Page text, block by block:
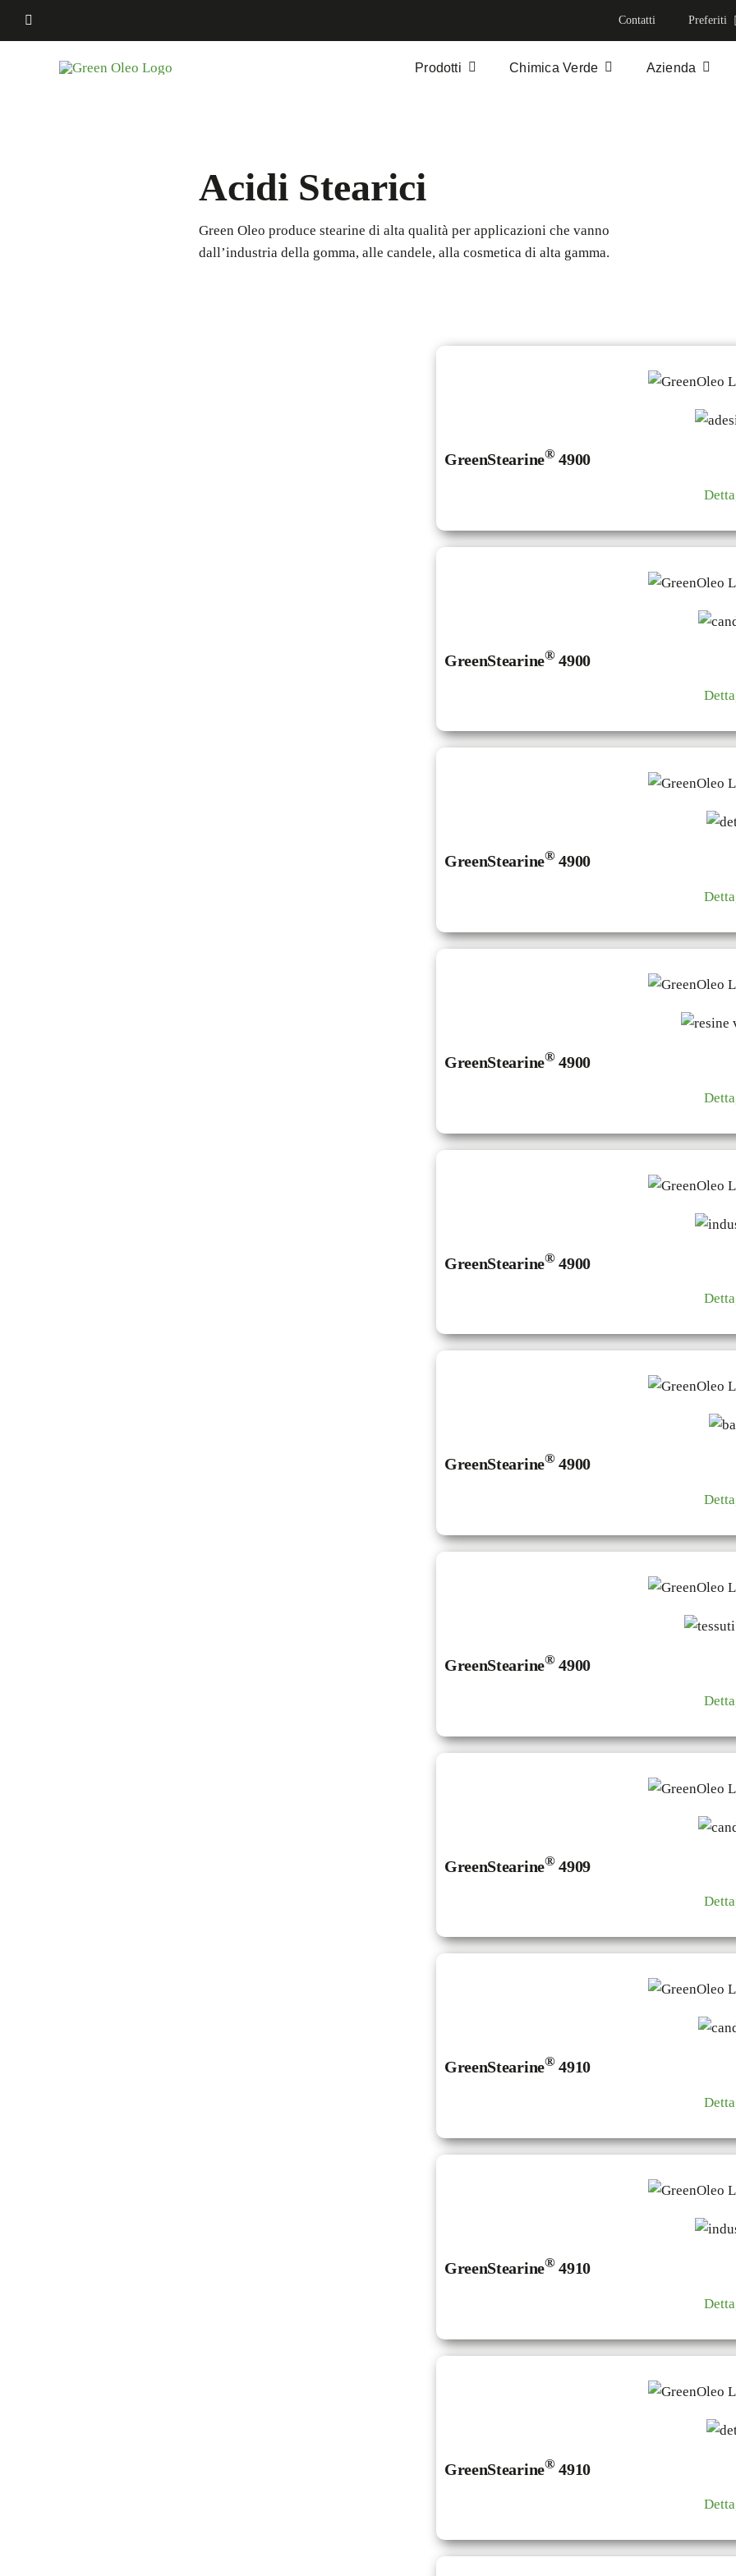
Contatti Preferiti
Prodotti Chimica Verde Azienda
Acidi Stearici
Green Oleo produce stearine di alta qualità per applicazioni che vanno
dall’industria della gomma, alle candele, alla cosmetica di alta gamma.
GreenStearine®4900
GreenStearine®4900
GreenStearine®4900
GreenStearine®4900
GreenStearine®4900
GreenStearine®4900
GreenStearine®4900
GreenStearine®4909
GreenStearine®4910
GreenStearine®4910
GreenStearine®4910